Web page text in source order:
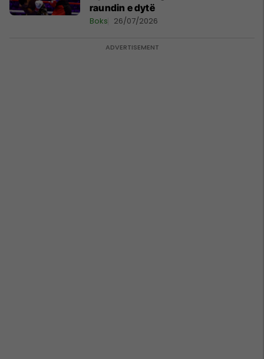
raundin e dytë
Boks 26/07/2026